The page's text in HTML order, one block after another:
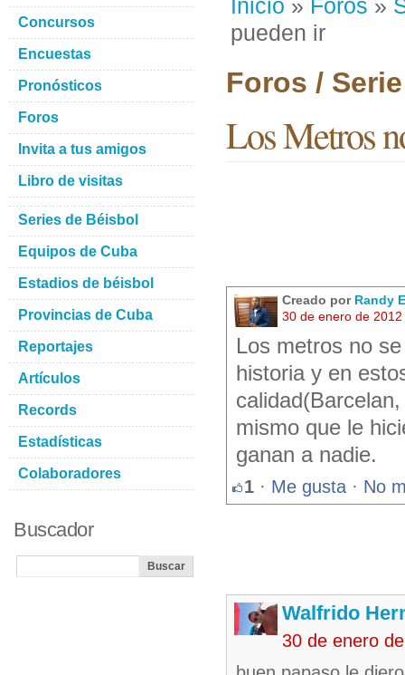
Inicio » Foros »
pueden ir
Foros /
Los Metros
Creado por Randy
30 de enero de
Los metros no
historia y en
mismo que le
ganan a nadie.
1 · Me gusta · No
Walfrido
30 de enero
Concursos
Encuestas
Pronósticos
Foros
Invita a tus amigos
Libro de visitas
Series de Béisbol
Equipos de Cuba
Estadios de béisbol
Provincias de Cuba
Reportajes
Artículos
Records
Estadísticas
Colaboradores
Buscador